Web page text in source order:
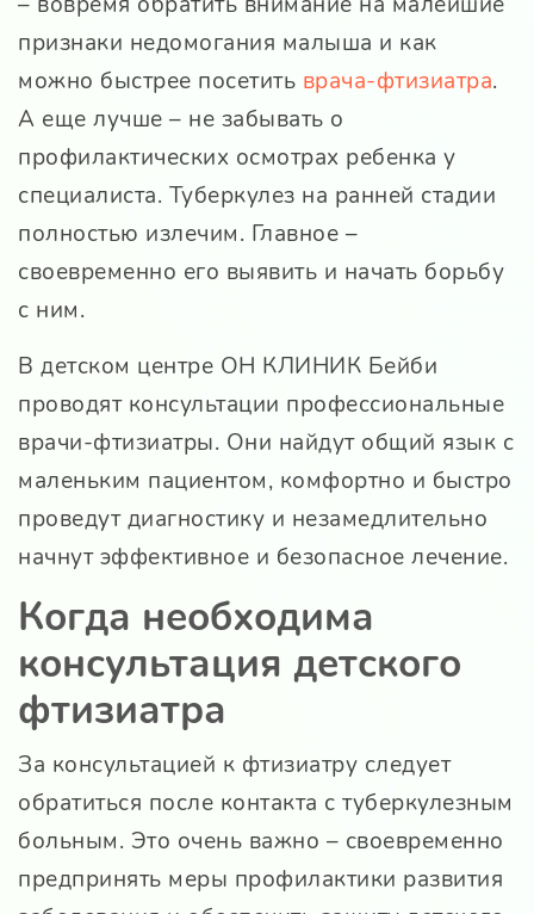
признаки недомогания малыша и как
можно быстрее посетить врача-фтизиатра.
А еще лучше – не забывать о
профилактических осмотрах ребенка у
специалиста. Туберкулез на ранней стадии
полностью излечим. Главное –
своевременно его выявить и начать борьбу
с ним.
В детском центре ОН КЛИНИК Бейби
проводят консультации профессиональные
врачи-фтизиатры. Они найдут общий язык с
маленьким пациентом, комфортно и быстро
проведут диагностику и незамедлительно
начнут эффективное и безопасное лечение.
Когда необходима
консультация детского
фтизиатра
За консультацией к фтизиатру следует
обратиться после контакта с туберкулезным
больным. Это очень важно – своевременно
предпринять меры профилактики развития